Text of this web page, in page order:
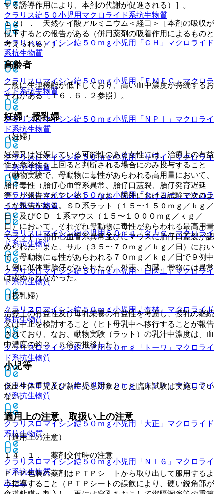
クラリス錠５０小児用 マクロライド系抗生物質
クラリスロマイシン錠５０ｍｇ小児用「ＣＨ」 マクロライド
系抗生物質
クラリスロマイシン錠５０ｍｇ小児用「ＥＭＥＣ」マクロラ
イド系抗生物質
クラリスロマイシン錠５０ｍｇ小児用「ＮＰＩ」 マクロライ
ド系抗生物質
クラリスロマイシン錠５０ｍｇ小児用「サワイ」マクロライ
ド系抗生物質
クラリスロマイシン錠５０ｍｇ小児用「タイヨー」マクロラ
イド系抗生物質
クラリスロマイシン錠小児用５０ｍｇ「タカタ」マクロライ
ド系抗生物質
クラリスロマイシン錠５０ｍｇ小児用「日医工」マクロライ
ド系抗生物質
クラリスロマイシン錠５０ｍｇ小児用「杏林」 マクロライド
系抗生物質
クラリスロマイシン錠小児用５０ｍｇ「トーワ」 マクロライ
ド系抗生物質
クラリスロマイシン錠小児用５０ｍｇ「ＴＣＫ」マクロライ
ド系抗生物質
クラリスロマイシン錠５０ｍｇ小児用「大正」 マクロライド
系抗生物質
クラリスロマイシン錠５０ｍｇ小児用「ＮＩＧ」 マクロライ
ド系抗生物質
ホーム
する誘導作用により、本剤の代謝が促進される）］。
１２）． 天然ケイ酸アルミニウム＜経口＞［本剤の吸収が
低下するとの報告がある（併用薬剤の吸着作用によるものと
考えられる）］。
高齢者
一般に生理機能が低下しており、高い血中濃度が持続するお
それがある〔１６．６．２参照〕。
妊婦・授乳婦
（妊婦）
妊婦又は妊娠している可能性のある女性には、治療上の有益
性が危険性を上回ると判断される場合にのみ投与すること
（動物実験で、母動物に毒性があらわれる高用量において、
胎仔毒性（胎仔心血管系異常、胎仔口蓋裂、胎仔発育遅延
等）が報告されている）。なお、国外における試験で次のよ
うな報告がある。ＳＤ系ラット（１５〜１５０ｍｇ／ｋｇ／
日）及びＣＤ−１系マウス（１５〜１０００ｍｇ／ｋｇ／
日）において、それぞれ母動物に毒性があらわれる最高用量
でラットに胎仔心血管系異常並びにマウスに胎仔口蓋裂が認
められた。また、サル（３５〜７０ｍｇ／ｋｇ／日）におい
て、母動物に毒性があらわれる７０ｍｇ／ｋｇ／日で９例中
１例に低体重胎仔がみられたが、外表、内臓、骨格には異常
は認められなかった。
（授乳婦）
治療上の有益性及び母乳栄養の有益性を考慮し、授乳の継続
又は中止を検討すること（ヒト母乳中へ移行することが報告
されており、なお、動物実験（ラット）の乳汁中濃度は、血
中濃度の約２．５倍で推移した）。
小児等
低出生体重児及び新生児を対象とした臨床試験は実施してい
ない。
適用上の注意、取扱い上の注意
（適用上の注意）
１４．１． 薬剤交付時の注意
ＰＴＰ包装の薬剤はＰＴＰシートから取り出して服用するよ
う指導すること（ＰＴＰシートの誤飲により、硬い鋭角部が